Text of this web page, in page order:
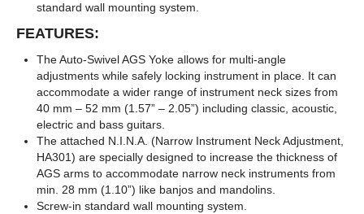
standard wall mounting system.
FEATURES:
The Auto-Swivel AGS Yoke allows for multi-angle
adjustments while safely locking instrument in place. It can
accommodate a wider range of instrument neck sizes from
40 mm – 52 mm (1.57” – 2.05”) including classic, acoustic,
electric and bass guitars.
The attached N.I.N.A. (Narrow Instrument Neck Adjustment,
HA301) are specially designed to increase the thickness of
AGS arms to accommodate narrow neck instruments from
min. 28 mm (1.10”) like banjos and mandolins.
Screw-in standard wall mounting system.